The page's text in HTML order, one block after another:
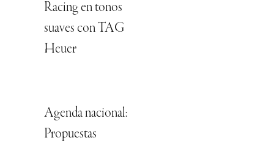
Racing en tonos
suaves con TAG
Heuer
Agenda nacional:
Propuestas